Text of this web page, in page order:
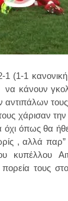
(1-1 κανονική
να κάνουν
αντιπάλων
χάρισαν
όχι όπως θα
, αλλά
κυπέλλου
τους